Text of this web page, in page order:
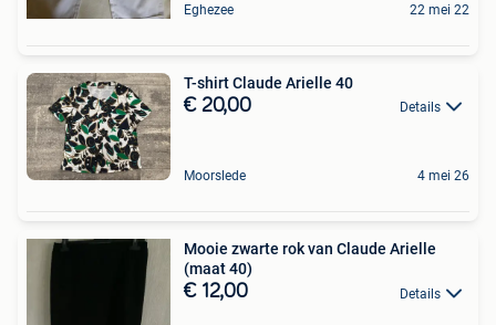
Eghezee 22 mei 22
T-shirt Claude Arielle 40
€ 20,00 Details
Moorslede 4 mei 26
Mooie zwarte rok van Claude Arielle
(maat 40)
€ 12,00 Details